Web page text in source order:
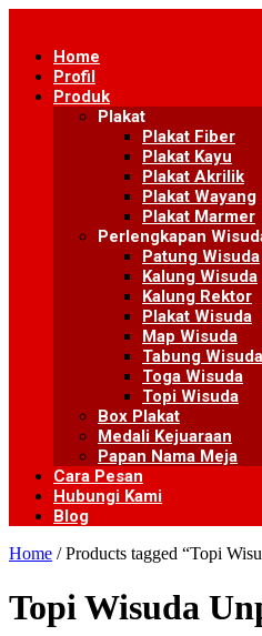
contentHome
Profil
Produk
Plakat
Plakat Fiber
Plakat Kayu
Plakat Akrilik
Plakat Wayang
Plakat Marmer
Perlengkapan
Patung Wisuda
Kalung Wisuda
Kalung Rektor
Plakat Wisuda
Map Wisuda
Tabung Wisuda
Toga Wisuda
Topi Wisuda
Box Plakat
Medali Kejuaraan
Papan Nama Meja
Cara Pesan
Hubungi Kami
Blog
Home / Products tagged “Topi
Topi Wisuda